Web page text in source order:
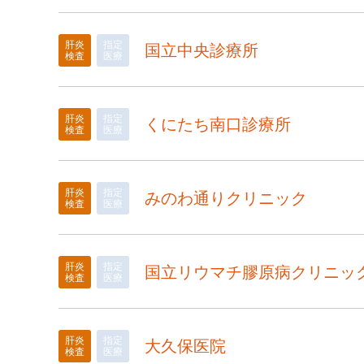
肝炎
検査
指定
医療
国立中央診療所
肝炎
検査
指定
医療
くにたち南口診療所
肝炎
検査
指定
医療
みのわ通りクリニック
肝炎
検査
指定
医療
国立リウマチ膠原病クリニッ
肝炎
検査
指定
医療
大久保医院